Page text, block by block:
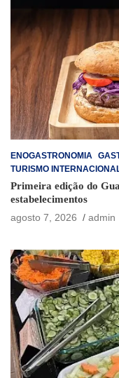
ENOGASTRONOMIA
TURISMO
Primeira edição do
estabelecimentos
agosto 7, 2026
admin